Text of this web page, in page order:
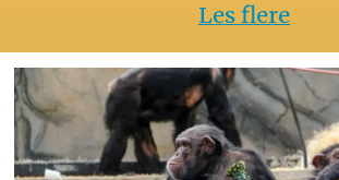
Les flere